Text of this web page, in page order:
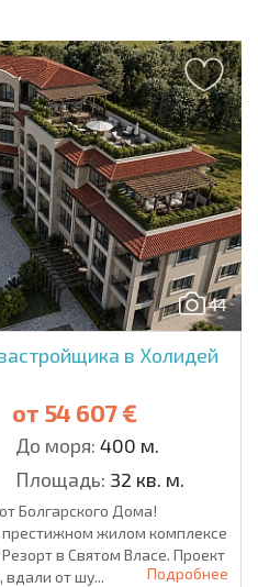
44
в Холидей
от 54 607 €
До моря: 400 м.
Площадь: 32 кв. м.
Болгарского Дома!
жилом комплексе
в Святом Власе. Проект
от шу...
Подробнее